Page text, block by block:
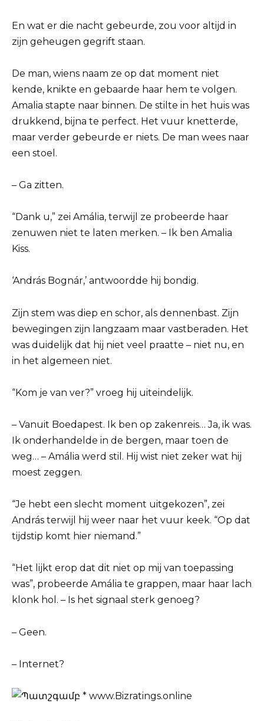
En wat er die nacht gebeurde, zou voor altijd in
zijn geheugen gegrift staan.
De man, wiens naam ze op dat moment niet
kende, knikte en gebaarde haar hem te volgen.
Amalia stapte naar binnen. De stilte in het huis was
drukkend, bijna te perfect. Het vuur knetterde,
maar verder gebeurde er niets. De man wees naar
een stoel.
– Ga zitten.
“Dank u,” zei Amália, terwijl ze probeerde haar
zenuwen niet te laten merken. – Ik ben Amalia
Kiss.
‘András Bognár,’ antwoordde hij bondig.
Zijn stem was diep en schor, als dennenbast. Zijn
bewegingen zijn langzaam maar vastberaden. Het
was duidelijk dat hij niet veel praatte – niet nu, en
in het algemeen niet.
“Kom je van ver?” vroeg hij uiteindelijk.
– Vanuit Boedapest. Ik ben op zakenreis… Ja, ik was.
Ik onderhandelde in de bergen, maar toen de
weg… – Amália werd stil. Hij wist niet zeker wat hij
moest zeggen.
“Je hebt een slecht moment uitgekozen”, zei
András terwijl hij weer naar het vuur keek. “Op dat
tijdstip komt hier niemand.”
“Het lijkt erop dat dit niet op mij van toepassing
was”, probeerde Amália te grappen, maar haar lach
klonk hol. – Is het signaal sterk genoeg?
– Geen.
– Internet?